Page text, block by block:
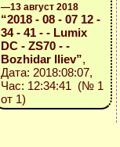
—13 август 2018
“2018 - 08 - 07 12 -
34 - 41 - - Lumix
DC - ZS70 - -
Bozhidar Iliev”,
Дата: 2018:08:07,
Час: 12:34:41 (№ 1
от 1)